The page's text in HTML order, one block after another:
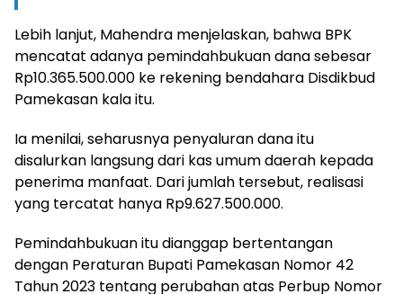
Lebih lanjut, Mahendra menjelaskan, bahwa BPK
mencatat adanya pemindahbukuan dana sebesar
Rp10.365.500.000 ke rekening bendahara Disdikbud
Pamekasan kala itu.
Ia menilai, seharusnya penyaluran dana itu
disalurkan langsung dari kas umum daerah kepada
penerima manfaat. Dari jumlah tersebut, realisasi
yang tercatat hanya Rp9.627.500.000.
Pemindahbukuan itu dianggap bertentangan
dengan Peraturan Bupati Pamekasan Nomor 42
Tahun 2023 tentang perubahan atas Perbup Nomor